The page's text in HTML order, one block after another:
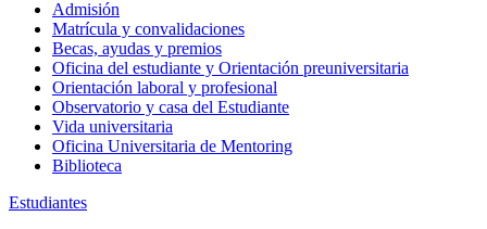
Admisión
Matrícula y convalidaciones
Becas, ayudas y premios
Oficina del estudiante y Orientación preuniversitaria
Orientación laboral y profesional
Observatorio y casa del Estudiante
Vida universitaria
Oficina Universitaria de Mentoring
Biblioteca
Estudiantes